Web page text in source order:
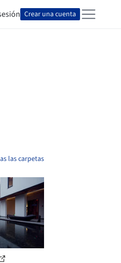
Crear una cuenta
las carpetas